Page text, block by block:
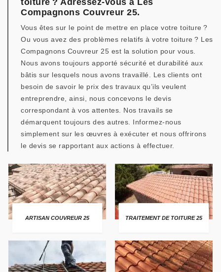
toiture ? Adressez-vous à Les
Compagnons Couvreur 25.
Vous êtes sur le point de mettre en place votre toiture ?
Ou vous avez des problèmes relatifs à votre toiture ? Les
Compagnons Couvreur 25 est la solution pour vous.
Nous avons toujours apporté sécurité et durabilité aux
bâtis sur lesquels nous avons travaillé. Les clients ont
besoin de savoir le prix des travaux qu’ils veulent
entreprendre, ainsi, nous concevons le devis
correspondant à vos attentes. Nos travails se
démarquent toujours des autres. Informez-nous
simplement sur les œuvres à exécuter et nous offrirons
le devis se rapportant aux actions à effectuer.
ARTISAN COUVREUR 25 TRAITEMENT DE TOITURE 25